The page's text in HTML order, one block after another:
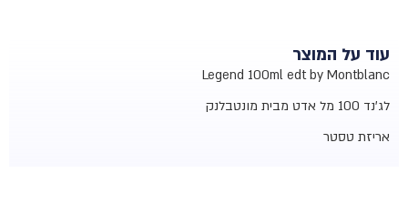
עוד על המוצר
Legend 100ml edt by Montblanc
לג'נד 100 מל אדט מבית מונטבלנק
אריזת טסטר